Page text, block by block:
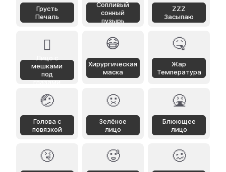
Грусть
Печаль
Сопливый
сонный
пузырь
ZZZ
Засыпаю
🫩
мешками
под
глазами
😷
Хирургическая
маска
🤒
Жар
Температура
🤕
Голова с
повязкой
🤢
Зелёное
лицо
🤮
Блюющее
лицо
🤧 🥵 🥴